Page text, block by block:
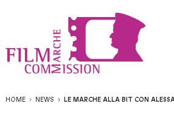
HOME NEWS LE MARCHE ALLA BIT CON